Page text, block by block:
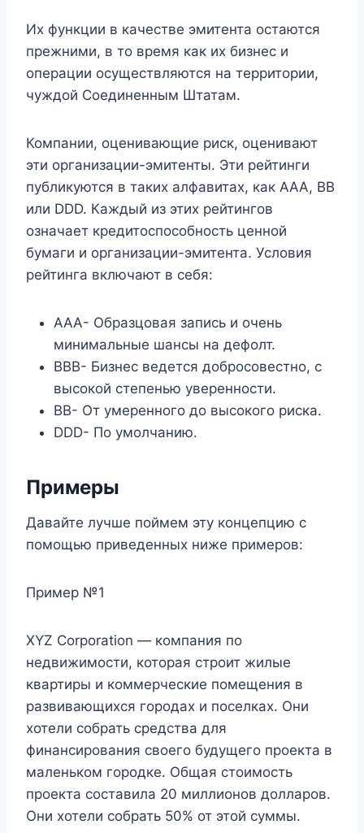
Их функции в качестве эмитента остаются
прежними, в то время как их бизнес и
операции осуществляются на территории,
чуждой Соединенным Штатам.
Компании, оценивающие риск, оценивают
эти организации-эмитенты. Эти рейтинги
публикуются в таких алфавитах, как AAA, BB
или DDD. Каждый из этих рейтингов
означает кредитоспособность ценной
бумаги и организации-эмитента. Условия
рейтинга включают в себя:
AAA- Образцовая запись и очень
минимальные шансы на дефолт.
BBB- Бизнес ведется добросовестно, с
высокой степенью уверенности.
BB- От умеренного до высокого риска.
DDD- По умолчанию.
Примеры
Давайте лучше поймем эту концепцию с
помощью приведенных ниже примеров:
Пример №1
XYZ Corporation — компания по
недвижимости, которая строит жилые
квартиры и коммерческие помещения в
развивающихся городах и поселках. Они
хотели собрать средства для
финансирования своего будущего проекта в
маленьком городке. Общая стоимость
проекта составила 20 миллионов долларов.
Они хотели собрать 50% от этой суммы.